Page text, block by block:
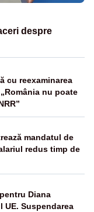
despre
cu reexaminarea
nu poate
mandatul de
redus timp de
Diana
UE. Suspendarea